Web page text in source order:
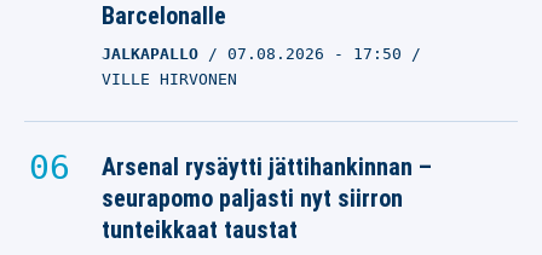
Barcelonalle
JALKAPALLO 07.08.2026 - 17:50
VILLE HIRVONEN
Arsenal rysäytti jättihankinnan –
seurapomo paljasti nyt siirron
tunteikkaat taustat